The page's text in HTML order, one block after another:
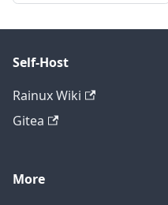
Self-Host
Rainux Wiki
Gitea
More